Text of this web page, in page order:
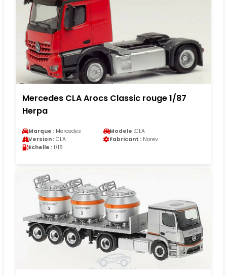
Mercedes CLA Arocs Classic rouge 1/87
Herpa
Marque : Mercedes Modele :CLA
Version : CLA Fabricant : Norev
Echelle : 1/18